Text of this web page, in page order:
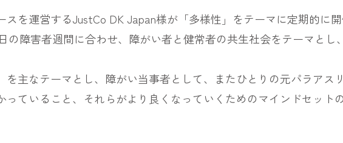
を運営するJustCo DK Japan様が「多様性」をテーマに定期的に
の障害者週間に合わせ、障がい者と健常者の共生社会をテーマとし
主なテーマとし、障がい当事者として、またひとりの元パラアス
ていること、それらがより良くなっていくためのマインドセット